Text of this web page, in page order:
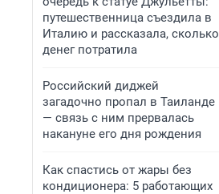
путешественница съездила в
Италию и рассказала, сколько
денег потратила
Российский диджей
загадочно пропал в Таиланде
— связь с ним прервалась
накануне его дня рождения
Как спастись от жары без
кондиционера: 5 работающих